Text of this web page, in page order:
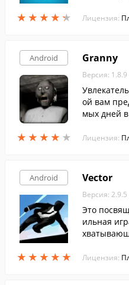
★ ★ ★ ★ ★
★ ★ ★ ★ ★ Лицензия:
Android
★ ★ ★ ★ ★
★ ★ ★ ★ ★
Granny
Версия:
ой вам
мых дней
Лицензия:
Android
★ ★ ★ ★ ★
★ ★ ★ ★ ★
Vector
Версия:
Это
ильная
Лицензия: